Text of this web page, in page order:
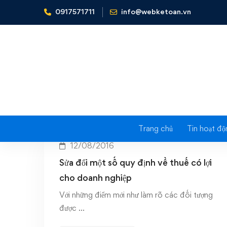
0917571711 info@webketoan.vn
Trang chủ Tin hoạt
Home Quy định về thuế
12/08/2016
Sửa đổi một số quy định về thuế có lợi
cho doanh nghiệp
Với những điểm mới như làm rõ các đối tượng
được …